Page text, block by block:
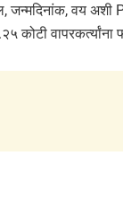
जन्मदिनांक, वय
कोटी